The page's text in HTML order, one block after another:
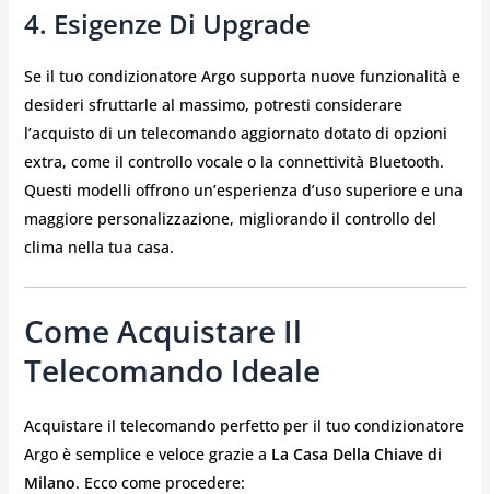
4. Esigenze Di Upgrade
Se il tuo condizionatore Argo supporta nuove funzionalità e
desideri sfruttarle al massimo, potresti considerare
l’acquisto di un telecomando aggiornato dotato di opzioni
extra, come il controllo vocale o la connettività Bluetooth.
Questi modelli offrono un’esperienza d’uso superiore e una
maggiore personalizzazione, migliorando il controllo del
clima nella tua casa.
Come Acquistare Il
Telecomando Ideale
Acquistare il telecomando perfetto per il tuo condizionatore
Argo è semplice e veloce grazie a La Casa Della Chiave di
Milano. Ecco come procedere: